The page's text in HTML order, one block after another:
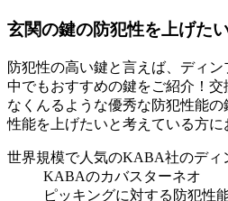
玄関の鍵の防犯性を上げた
防犯性の高い鍵と言えば、ディン
中でもおすすめの鍵をご紹介！
なくんるような優秀な防犯性能
性能を上げたいと考えている方に
世界規模で人気のKABA社のディ
KABAのカバスターネオ
ピッキングに対する防犯性能